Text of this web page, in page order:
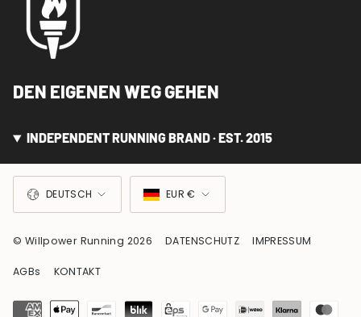
DEN EIGENEN WEG GEHEN
INDEPENDENT RUNNING BRAND · EST. 2015
SPRACHE
DEUTSCH
WÄHRUNG
EUR €
© Willpower Running 2026 DATENSCHUTZ IMPRESSUM
AGBs KONTAKT